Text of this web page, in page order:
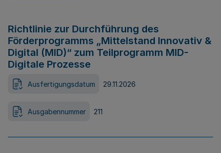
Richtlinie zur Durchführung des
Förderprogramms „Mittelstand Innovativ &
Digital (MID)“ zum Teilprogramm MID-
Digitale Prozesse
Ausfertigungsdatum 29.11.2026
Ausgabennummer 211